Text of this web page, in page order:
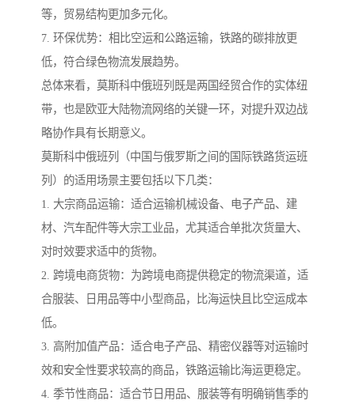
等，贸易结构更加多元化。
7. 环保优势：相比空运和公路运输，铁路的碳排放更
低，符合绿色物流发展趋势。
总体来看，莫斯科中俄班列既是两国经贸合作的实体纽
带，也是欧亚大陆物流网络的关键一环，对提升双边战
略协作具有长期意义。
莫斯科中俄班列（中国与俄罗斯之间的国际铁路货运班
列）的适用场景主要包括以下几类：
1. 大宗商品运输：适合运输机械设备、电子产品、建
材、汽车配件等大宗工业品，尤其适合单批次货量大、
对时效要求适中的货物。
2. 跨境电商货物：为跨境电商提供稳定的物流渠道，适
合服装、日用品等中小型商品，比海运快且比空运成本
低。
3. 高附加值产品：适合电子产品、精密仪器等对运输时
效和安全性要求较高的商品，铁路运输比海运更稳定。
4. 季节性商品：适合节日用品、服装等有明确销售季的